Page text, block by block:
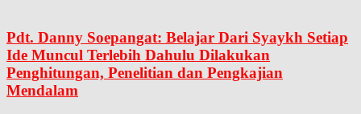
Pdt. Danny Soepangat: Belajar Dari Syaykh Setiap
Ide Muncul Terlebih Dahulu Dilakukan
Penghitungan, Penelitian dan Pengkajian
Mendalam